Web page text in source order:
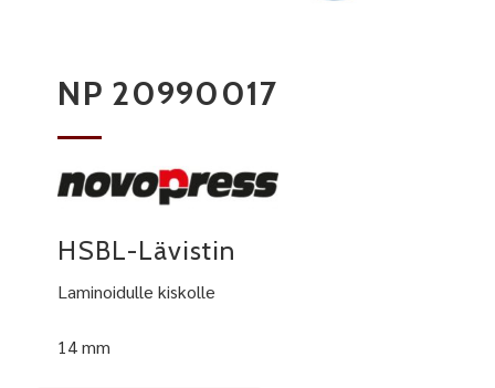
NP 20990017
HSBL-Lävistin
Laminoidulle kiskolle
14 mm